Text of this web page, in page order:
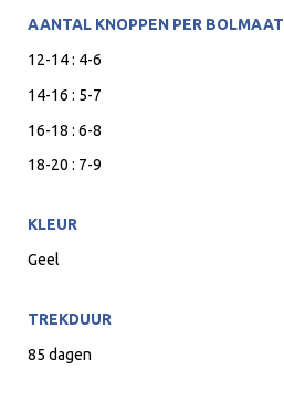
AANTAL KNOPPEN PER BOLMAAT
12-14 : 4-6
14-16 : 5-7
16-18 : 6-8
18-20 : 7-9
KLEUR
Geel
TREKDUUR
85 dagen